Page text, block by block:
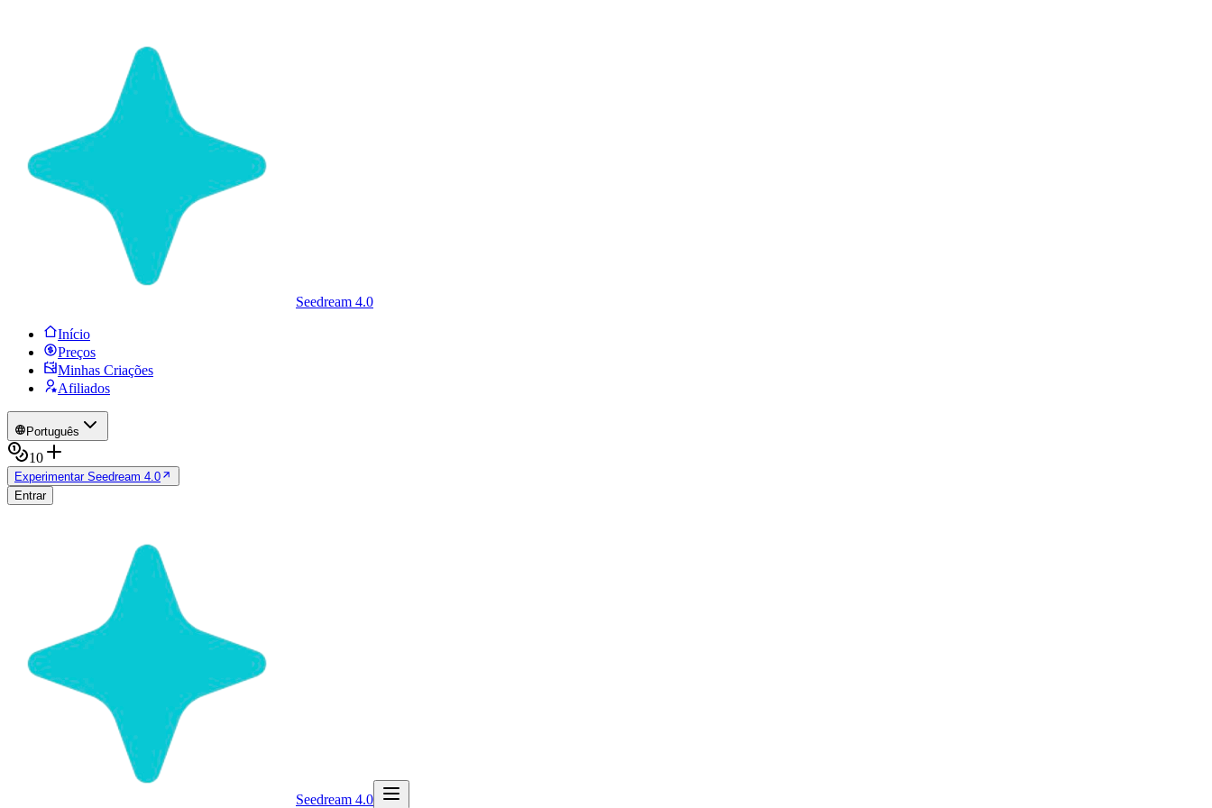
Seedream 4.0
Início
Preços
Minhas Criações
Afiliados
Português
10
Experimentar Seedream 4.0
Entrar
Seedream 4.0